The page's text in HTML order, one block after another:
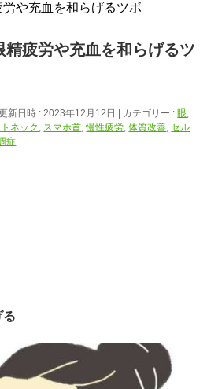
労や充血を和らげるツボ
精疲労や充血を和らげるツ
新日時 : 2023年12月12日 カテゴリー : 眼,
ネック , スマホ首,慢性疲労,体質改善,セル
症
る